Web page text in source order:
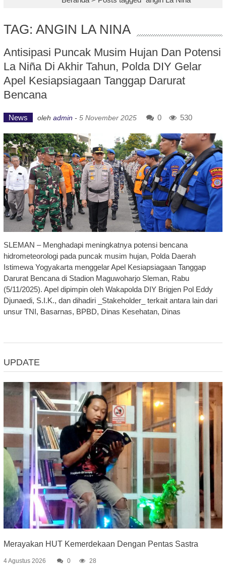
TAG: ANGIN LA NINA
Antisipasi Puncak Musim Hujan Dan Potensi
La Niña Di Akhir Tahun, Polda DIY Gelar
Apel Kesiapsiagaan Tanggap Darurat
Bencana
News oleh admin - 5 November 2025 0 530
SLEMAN – Menghadapi meningkatnya potensi bencana
hidrometeorologi pada puncak musim hujan, Polda Daerah
Istimewa Yogyakarta menggelar Apel Kesiapsiagaan Tanggap
Darurat Bencana di Stadion Maguwoharjo Sleman, Rabu
(5/11/2025). Apel dipimpin oleh Wakapolda DIY Brigjen Pol Eddy
Djunaedi, S.I.K., dan dihadiri _Stakeholder_ terkait antara lain dari
unsur TNI, Basarnas, BPBD, Dinas Kesehatan, Dinas
UPDATE
Merayakan HUT Kemerdekaan Dengan Pentas Sastra
4 Agustus 2026 0 28